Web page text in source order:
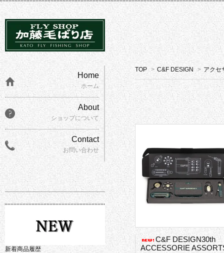
TOP > C&F DESIGN > アクセ
C&F DESIGN30th
ACCESSORIE
Home
ホーム
About
ショップについて
Contact
お問い合わせ
新着商品履歴